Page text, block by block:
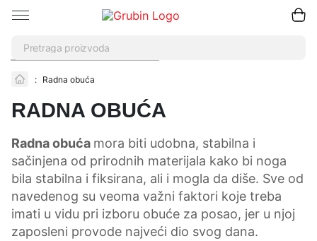
: Radna obuća
RADNA OBUĆA
Radna obuća mora biti udobna, stabilna i
sačinjena od prirodnih materijala kako bi noga
bila stabilna i fiksirana, ali i mogla da diše. Sve od
navedenog su veoma važni faktori koje treba
imati u vidu pri izboru obuće za posao, jer u njoj
zaposleni provode najveći dio svog dana.